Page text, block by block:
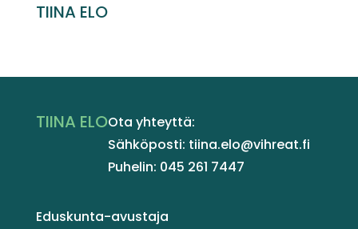
TIINA ELO
TIINA ELOOta yhteyttä:
Sähköposti: tiina.elo@vihreat.fi
Puhelin: 045 261 7447
Eduskunta-avustaja